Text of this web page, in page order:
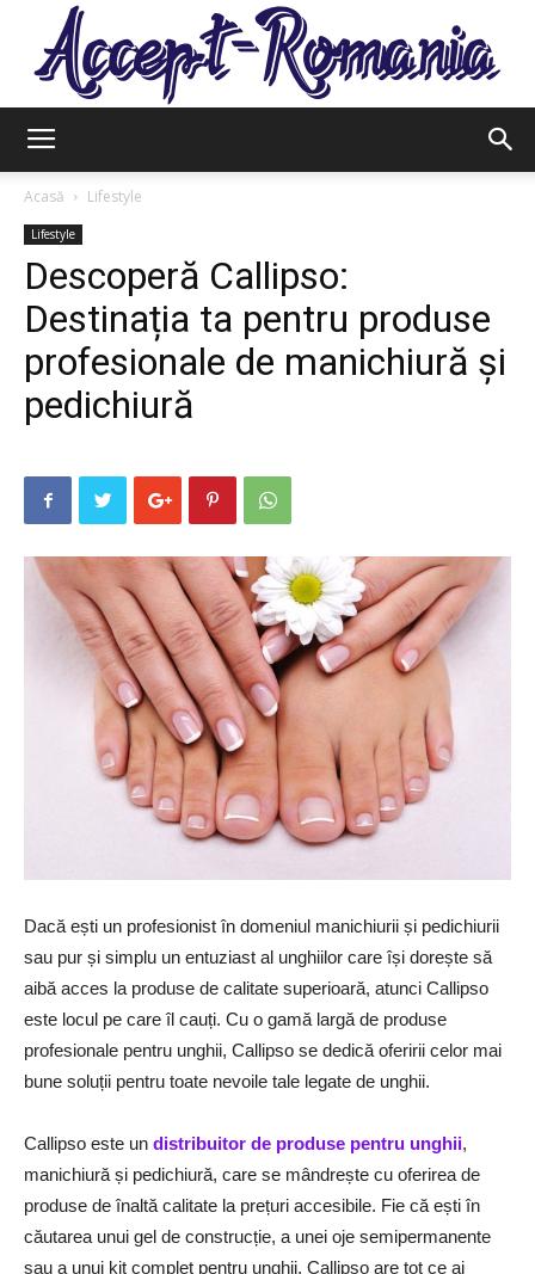
Romania
Acasă Lifestyle
Lifestyle
Descoperă Callipso:
Destinația ta pentru produse
profesionale de manichiură și
pedichiură
Dacă ești un profesionist în domeniul manichiurii și pedichiurii
sau pur și simplu un entuziast al unghiilor care își dorește să
aibă acces la produse de calitate superioară, atunci Callipso
este locul pe care îl cauți. Cu o gamă largă de produse
profesionale pentru unghii, Callipso se dedică oferirii celor mai
bune soluții pentru toate nevoile tale legate de unghii.
Callipso este un distribuitor de produse pentru unghii,
manichiură și pedichiură, care se mândrește cu oferirea de
produse de înaltă calitate la prețuri accesibile. Fie că ești în
căutarea unui gel de construcție, a unei oje semipermanente
sau a unui kit complet pentru unghii, Callipso are tot ce ai